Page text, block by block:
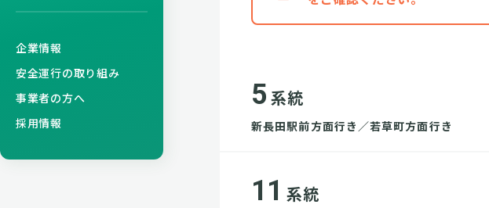
企業情報
安全運行の取り組み
事業者の方へ
採用情報
5 系統
新長田駅前方面行き／若草町方面行き
11 系統